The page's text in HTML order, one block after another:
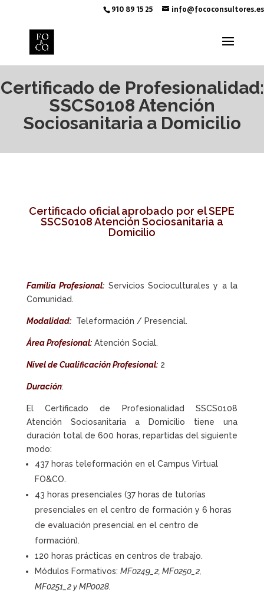
910 89 15 25 info@fococonsultores.es
Certificado de Profesionalidad:
SSCS0108 Atención
Sociosanitaria a Domicilio
Certificado oficial aprobado por el SEPE
SSCS0108 Atención Sociosanitaria a
Domicilio
Familia Profesional: Servicios Socioculturales y a la
Comunidad.
Modalidad:Teleformación / Presencial.
Área Profesional:Atención Social.
Nivel de Cualificación Profesional:2
Duración:
El Certificado de Profesionalidad SSCS0108
Atención Sociosanitaria a Domicilio tiene una
duración total de 600 horas, repartidas del siguiente
modo:
437 horas teleformación en el Campus Virtual
FO&CO.
43 horas presenciales (37 horas de tutorías
presenciales en el centro de formación y 6 horas
de evaluación presencial en el centro de
formación).
120 horas prácticas en centros de trabajo.
Módulos Formativos: MF0249_2, MF0250_2,
MF0251_2 y MP0028.